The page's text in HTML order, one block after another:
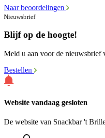
Naar beoordelingen
Nieuwsbrief
Blijf op de hoogte!
Meld u aan voor de nieuwsbrief
Bestellen
Website vandaag gesloten
De website van Snackbar 't